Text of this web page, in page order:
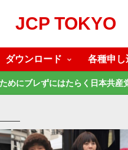
JCP TOKYO
ダウンロード 各種申し
めにブレずにはたらく日本共